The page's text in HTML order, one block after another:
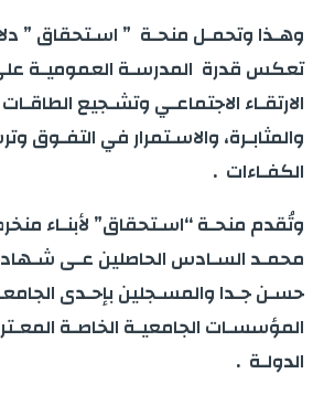
وهـذا وتحمـل منحـة ” اسـتحقاق ”
تعكس قدرة المدرسـة العموميـة
الارتقـاء الاجتماعـي وتشـجيع
والمثابـرة، والاسـتمرار في التفـوق
الكفـاءات .
وتُقدم منحـة “اسـتحقاق” لأبنـاء
محمـد السـادس الحاصلين عـى شـهادة
حسـن جـدا والمسـجلين بإحـدى
المؤسسـات الجامعيـة الخاصـة
الدولـة .